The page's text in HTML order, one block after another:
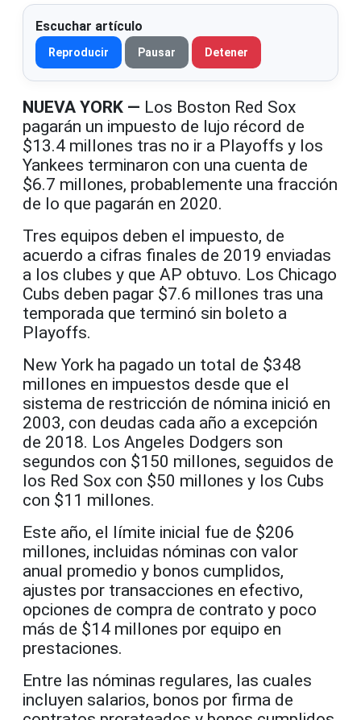
Escuchar artículo
Reproducir Pausar Detener
NUEVA YORK — Los Boston Red Sox
pagarán un impuesto de lujo récord de
$13.4 millones tras no ir a Playoffs y los
Yankees terminaron con una cuenta de
$6.7 millones, probablemente una fracción
de lo que pagarán en 2020.
Tres equipos deben el impuesto, de
acuerdo a cifras finales de 2019 enviadas
a los clubes y que AP obtuvo. Los Chicago
Cubs deben pagar $7.6 millones tras una
temporada que terminó sin boleto a
Playoffs.
New York ha pagado un total de $348
millones en impuestos desde que el
sistema de restricción de nómina inició en
2003, con deudas cada año a excepción
de 2018. Los Angeles Dodgers son
segundos con $150 millones, seguidos de
los Red Sox con $50 millones y los Cubs
con $11 millones.
Este año, el límite inicial fue de $206
millones, incluidas nóminas con valor
anual promedio y bonos cumplidos,
ajustes por transacciones en efectivo,
opciones de compra de contrato y poco
más de $14 millones por equipo en
prestaciones.
Entre las nóminas regulares, las cuales
incluyen salarios, bonos por firma de